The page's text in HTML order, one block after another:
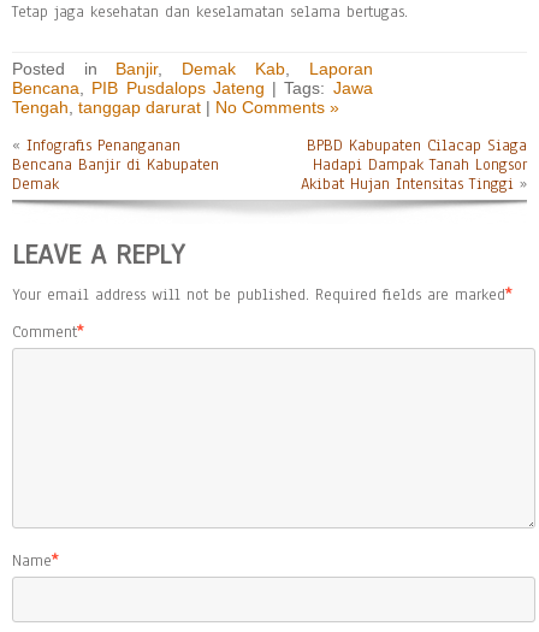
Tetap jaga kesehatan dan keselamatan selama bertugas.
Posted in Banjir, Demak Kab, Laporan
Bencana
PIB Pusdalops Jateng | Tags: Jawa
Tengah tanggap darurat | No Comments »
« Infografis Penanganan
Bencana Banjir di Kabupaten
Demak
BPBD Kabupaten Cilacap Siaga
Hadapi Dampak Tanah Longsor
Akibat Hujan Intensitas Tinggi »
LEAVE A REPLY
Your email address will not be published. Required fields are marked*
Comment*
Name*